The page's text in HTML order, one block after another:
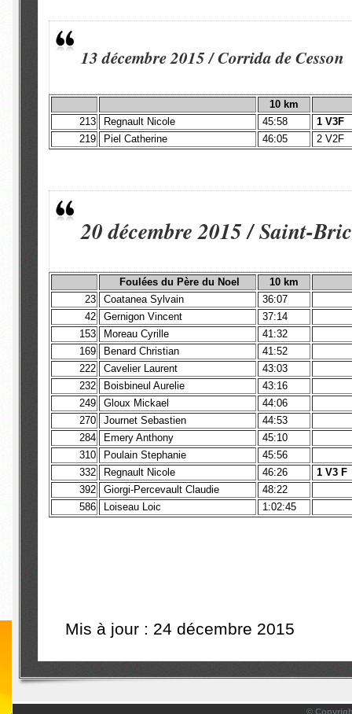
13 décembre 2015 / Corrida de Cesson
10 km
213
Regnault Nicole 45:58
1 V3F
219
Piel Catherine 46:05 2 V2F
20 décembre 2015 / Saint-
Foulées du Père du Noel
10 km
23
Coatanea Sylvain
36:07
42
Gernigon Vincent
37:14
153
Moreau Cyrille
41:32
169
Benard Christian
41:52
222
Cavelier Laurent
43:03
232
Boisbineul Aurelie
43:16
249
Gloux Mickael
44:06
270
Journet Sebastien
44:53
284
Emery Anthony
45:10
310
Poulain Stephanie
45:56
332
Regnault Nicole 46:26
1 V3 F
392
Giorgi-Percevault Claudie
48:22
586
Loiseau Loic 1:02:45
Mis à jour : 24 décembre 2015
©